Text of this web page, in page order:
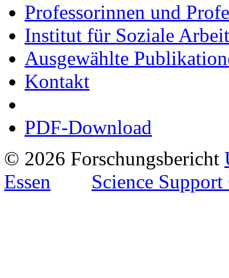
Professorinnen und
Institut für Soziale
Ausgewählte
Kontakt
PDF-Download
© 2026 Forschungsbericht
Essen
Science